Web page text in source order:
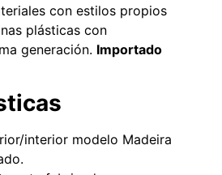
con estilos propios
plásticas con
generación. Importado
interior modelo Madeira
49%